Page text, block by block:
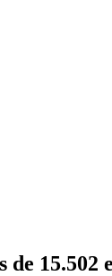
15.502